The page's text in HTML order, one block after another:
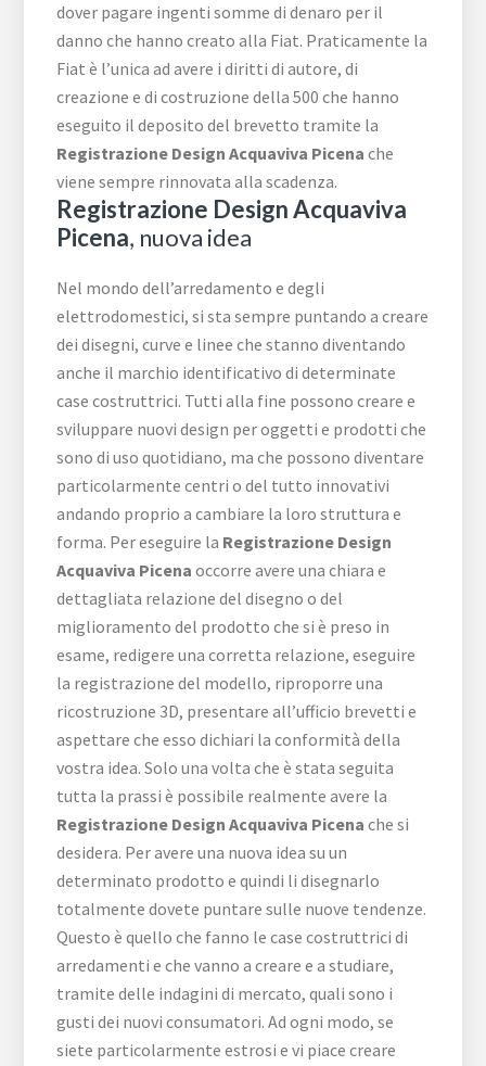
dover pagare ingenti somme di denaro per il
danno che hanno creato alla Fiat. Praticamente la
Fiat è l’unica ad avere i diritti di autore, di
creazione e di costruzione della 500 che hanno
eseguito il deposito del brevetto tramite la
Registrazione Design Acquaviva Picena che
viene sempre rinnovata alla scadenza.
Registrazione Design Acquaviva
Picena, nuova idea
Nel mondo dell’arredamento e degli
elettrodomestici, si sta sempre puntando a creare
dei disegni, curve e linee che stanno diventando
anche il marchio identificativo di determinate
case costruttrici. Tutti alla fine possono creare e
sviluppare nuovi design per oggetti e prodotti che
sono di uso quotidiano, ma che possono diventare
particolarmente centri o del tutto innovativi
andando proprio a cambiare la loro struttura e
forma. Per eseguire la Registrazione Design
Acquaviva Picena occorre avere una chiara e
dettagliata relazione del disegno o del
miglioramento del prodotto che si è preso in
esame, redigere una corretta relazione, eseguire
la registrazione del modello, riproporre una
ricostruzione 3D, presentare all’ufficio brevetti e
aspettare che esso dichiari la conformità della
vostra idea. Solo una volta che è stata seguita
tutta la prassi è possibile realmente avere la
Registrazione Design Acquaviva Picena che si
desidera. Per avere una nuova idea su un
determinato prodotto e quindi li disegnarlo
totalmente dovete puntare sulle nuove tendenze.
Questo è quello che fanno le case costruttrici di
arredamenti e che vanno a creare e a studiare,
tramite delle indagini di mercato, quali sono i
gusti dei nuovi consumatori. Ad ogni modo, se
siete particolarmente estrosi e vi piace creare